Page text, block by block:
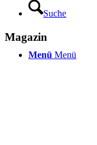
Suche
Menü Menü
Magazin